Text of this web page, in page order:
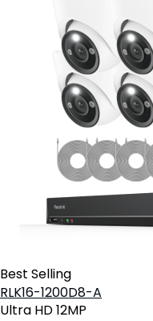
Best Selling
RLK16-1200D8-A
Ultra HD 12MP